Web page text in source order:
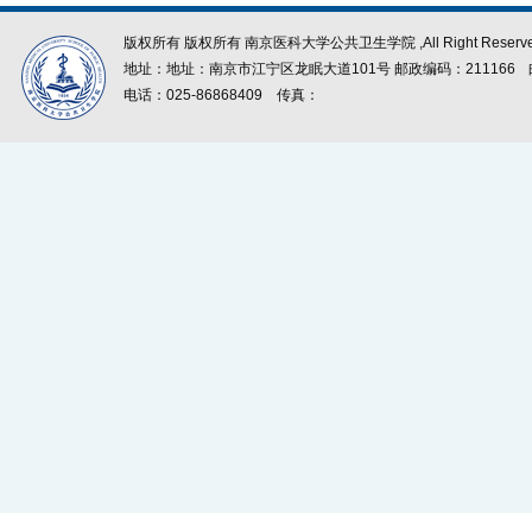
版权所有 版权所有 南京医科大学公共卫生学院 ,All Right
地址：地址：南京市江宁区龙眠大道101号 邮政编码：211166
电话：025-86868409
传真：